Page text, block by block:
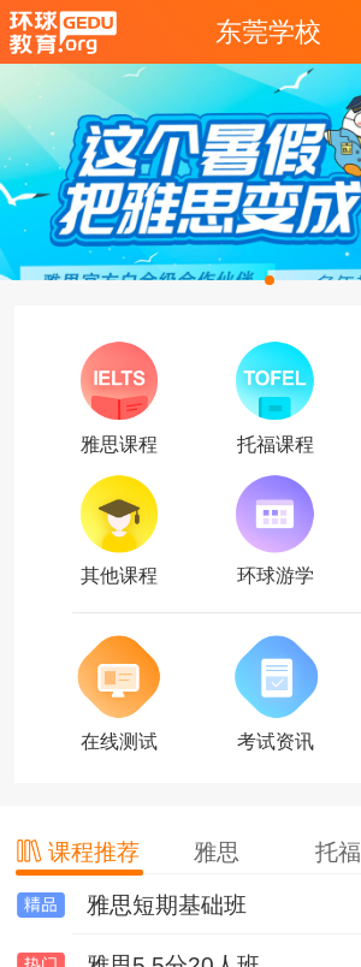
东莞学校
雅思课程 托福课程
其他课程 环球游学
在线测试 考试资讯
课程推荐 雅思 托福
雅思短期基础班
托福基础班
环球国际游学简介